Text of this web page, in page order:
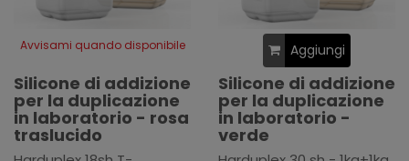
Avvisami quando disponibile
Silicone di addizione
per la duplicazione
in laboratorio - rosa
traslucido
Aggiungi
Silicone di addizione
per la duplicazione
in laboratorio -
verde